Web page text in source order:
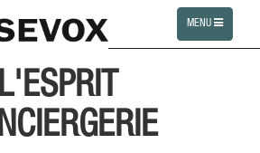
TOGGLE
NAVIGATION
MENU
L'ESPRIT